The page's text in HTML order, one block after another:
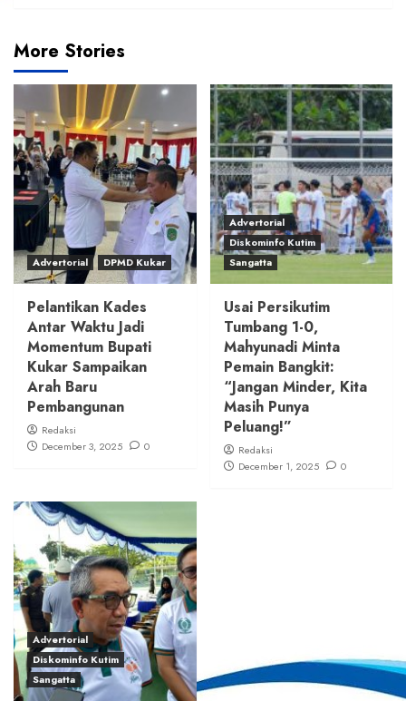
More Stories
Advertorial DPMD Kukar
Pelantikan Kades
Antar Waktu Jadi
Momentum Bupati
Kukar Sampaikan
Arah Baru
Pembangunan
Redaksi
December 3, 2025
0
Advertorial
Diskominfo Kutim
Sangatta
Usai Persikutim
Tumbang 1-0,
Mahyunadi Minta
Pemain Bangkit:
“Jangan Minder, Kita
Masih Punya
Peluang!”
Redaksi
December 1, 2025
0
Advertorial
Diskominfo Kutim
Sangatta